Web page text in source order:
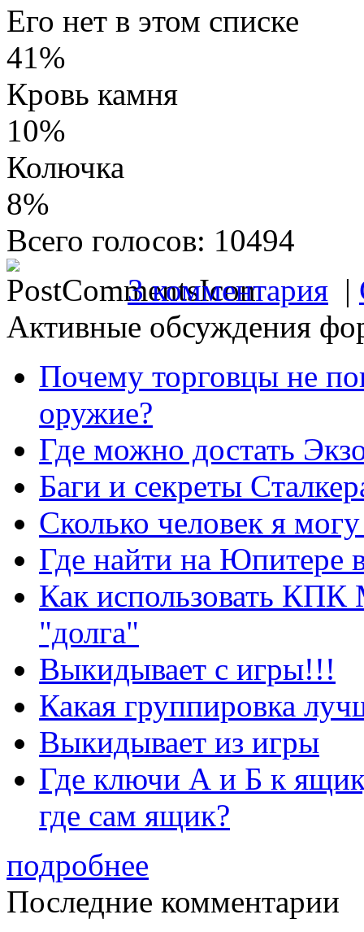
Его нет в этом списке
41%
Кровь камня
10%
Колючка
8%
Всего голосов: 10494
3 комментария |
Активные обсуждения
Почему торговцы не
оружие?
Где можно достать
Баги и секреты
Сколько человек я
Где найти на Юпитере
Как использовать
"долга"
Выкидывает с игры!!!
Какая группировка
Выкидывает из игры
Где ключи А и Б к
где сам ящик?
подробнее
Последние комментарии